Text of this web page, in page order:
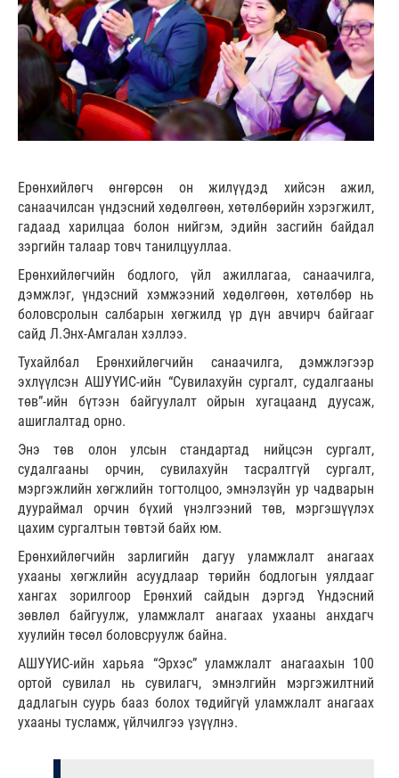
Ерөнхийлөгч өнгөрсөн он жилүүдэд хийсэн ажил,
санаачилсан үндэсний хөдөлгөөн, хөтөлбөрийн хэрэгжилт,
гадаад харилцаа болон нийгэм, эдийн засгийн байдал
зэргийн талаар товч танилцууллаа.
Ерөнхийлөгчийн бодлого, үйл ажиллагаа, санаачилга,
дэмжлэг, үндэсний хэмжээний хөдөлгөөн, хөтөлбөр нь
боловсролын салбарын хөгжилд үр дүн авчирч байгааг
сайд Л.Энх-Амгалан хэллээ.
Тухайлбал Ерөнхийлөгчийн санаачилга, дэмжлэгээр
эхлүүлсэн АШУҮИС-ийн “Сувилахуйн сургалт, судалгааны
төв”-ийн бүтээн байгуулалт ойрын хугацаанд дуусаж,
ашиглалтад орно.
Энэ төв олон улсын стандартад нийцсэн сургалт,
судалгааны орчин, сувилахуйн тасралтгүй сургалт,
мэргэжлийн хөгжлийн тогтолцоо, эмнэлзүйн ур чадварын
дуураймал орчин бүхий үнэлгээний төв, мэргэшүүлэх
цахим сургалтын төвтэй байх юм.
Ерөнхийлөгчийн зарлигийн дагуу уламжлалт анагаах
ухааны хөгжлийн асуудлаар төрийн бодлогын уялдааг
хангах зорилгоор Ерөнхий сайдын дэргэд Үндэсний
зөвлөл байгуулж, уламжлалт анагаах ухааны анхдагч
хуулийн төсөл боловсруулж байна.
АШУҮИС-ийн харьяа “Эрхэс” уламжлалт анагаахын 100
ортой сувилал нь сувилагч, эмнэлгийн мэргэжилтний
дадлагын суурь бааз болох төдийгүй уламжлалт анагаах
ухааны тусламж, үйлчилгээ үзүүлнэ.